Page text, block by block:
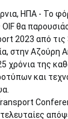
ΗΠΑ - Το
θα
2023 από
στην Αζούρη
χρόνια της
και